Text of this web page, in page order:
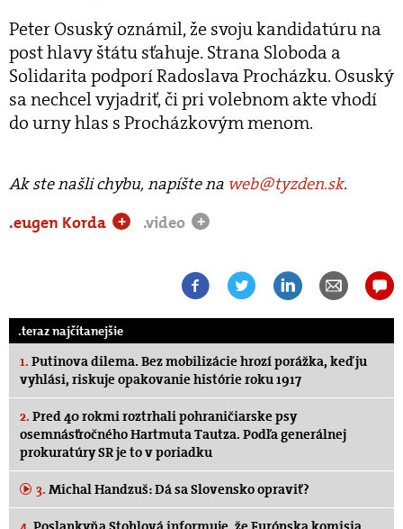
Peter Osuský oznámil, že svoju kandidatúru na
post hlavy štátu sťahuje. Strana Sloboda a
Solidarita podporí Radoslava Procházku. Osuský
sa nechcel vyjadriť, či pri volebnom akte vhodí
do urny hlas s Procházkovým menom.
Ak ste našli chybu, napíšte na web@tyzden.sk.
.eugen Korda
+ .video +
.teraz najčítanejšie
1. Putinova dilema. Bez mobilizácie hrozí porážka, keď ju
vyhlási, riskuje opakovanie histórie roku 1917
2. Pred 40 rokmi roztrhali pohraničiarske psy
osemnásťročného Hartmuta Tautza. Podľa generálnej
prokuratúry SR je to v poriadku
3. Michal Handzuš: Dá sa Slovensko opraviť?